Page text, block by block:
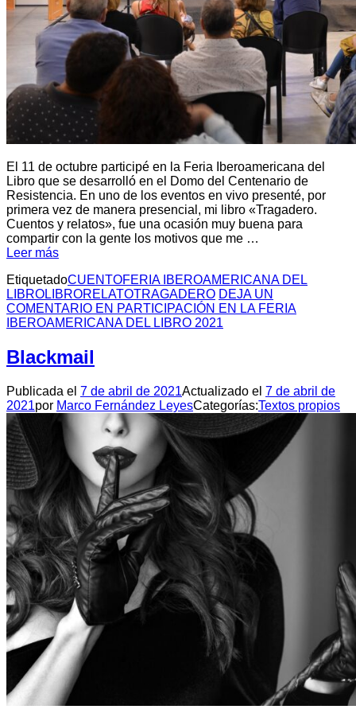
El 11 de octubre participé en la Feria Iberoamericana del
Libro que se desarrolló en el Domo del Centenario de
Resistencia. En uno de los eventos en vivo presenté, por
primera vez de manera presencial, mi libro «Tragadero.
Cuentos y relatos», fue una ocasión muy buena para
compartir con la gente los motivos que me …
Leer más
EtiquetadoCUENTOFERIA IBEROAMERICANA DEL
LIBROLIBRORELATOTRAGADERO DEJA UN
COMENTARIO EN PARTICIPACIÓN EN LA FERIA
IBEROAMERICANA DEL LIBRO 2021
Blackmail
Publicada el 7 de abril de 2021Actualizado el 7 de abril de
2021por Marco Fernández LeyesCategorías:Textos propios